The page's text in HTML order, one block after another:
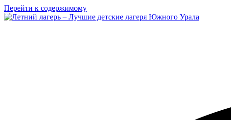
Перейти к содержимому